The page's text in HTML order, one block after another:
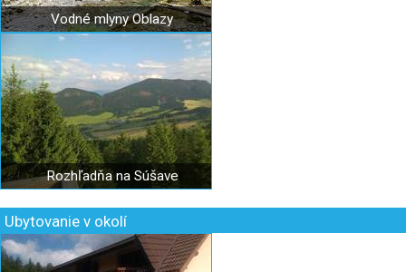
Vodné mlyny Oblazy
Rozhľadňa na Súšave
Ubytovanie v okolí